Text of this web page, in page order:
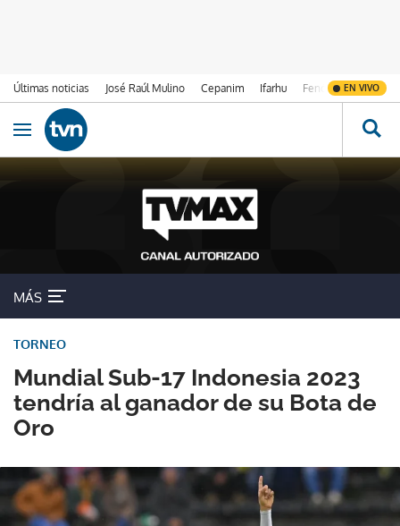
Últimas noticias José Raúl Mulino Cepanim Ifarhu Fenómeno de El
EN VIVO
Ir al contenido
Obrir navegació
MÁS
Mundial Sub-17 Indonesia 2023
tendría al ganador de su Bota de
Oro
TORNEO